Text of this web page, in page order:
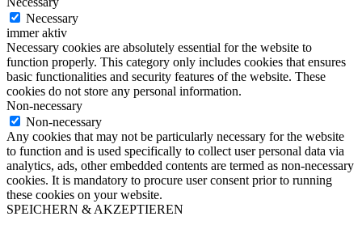
Necessary
immer aktiv
Necessary cookies are absolutely essential for the website to
function properly. This category only includes cookies that ensures
basic functionalities and security features of the website. These
cookies do not store any personal information.
Non-necessary
Non-necessary
Any cookies that may not be particularly necessary for the website
to function and is used specifically to collect user personal data via
analytics, ads, other embedded contents are termed as non-necessary
cookies. It is mandatory to procure user consent prior to running
these cookies on your website.
SPEICHERN & AKZEPTIEREN